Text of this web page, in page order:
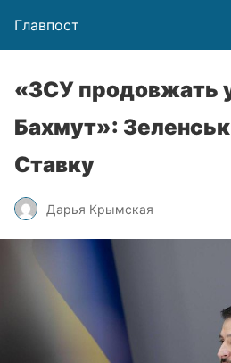
Главпост
«ЗСУ продовжать
Бахмут»:
Ставку
Дарья Крымская